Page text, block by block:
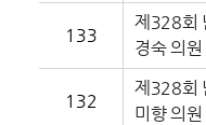
133
제328회
경숙 의원
132
제328회
미향 의원